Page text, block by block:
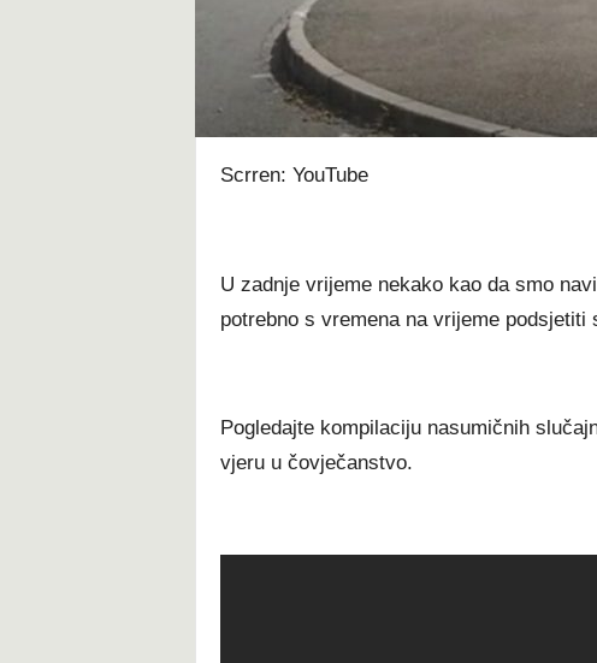
Scrren: YouTube
U zadnje vrijeme nekako kao da smo
potrebno s vremena na vrijeme
Pogledajte kompilaciju nasumičnih
vjeru u čovječanstvo.